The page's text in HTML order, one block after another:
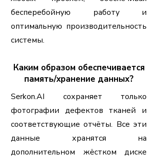
бесперебойную работу и
оптимальную производительность
системы.
Каким образом обеспечивается
память/хранение данных?
Serkon.AI сохраняет только
фотографии дефектов тканей и
соответствующие отчёты. Все эти
данные хранятся на
дополнительном жёстком диске